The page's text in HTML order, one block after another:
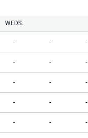
WEDS.
- - -
- - -
- - -
- - -
- - -